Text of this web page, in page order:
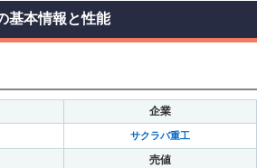
基本情報と性能
企業
サクラバ重工
売値